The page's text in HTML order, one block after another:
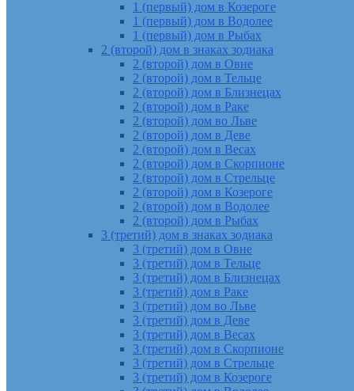
1 (первый) дом в Козероге
1 (первый) дом в Водолее
1 (первый) дом в Рыбах
2 (второй) дом в знаках зодиака
2 (второй) дом в Овне
2 (второй) дом в Тельце
2 (второй) дом в Близнецах
2 (второй) дом в Раке
2 (второй) дом во Льве
2 (второй) дом в Деве
2 (второй) дом в Весах
2 (второй) дом в Скорпионе
2 (второй) дом в Стрельце
2 (второй) дом в Козероге
2 (второй) дом в Водолее
2 (второй) дом в Рыбах
3 (третий) дом в знаках зодиака
3 (третий) дом в Овне
3 (третий) дом в Тельце
3 (третий) дом в Близнецах
3 (третий) дом в Раке
3 (третий) дом во Льве
3 (третий) дом в Деве
3 (третий) дом в Весах
3 (третий) дом в Скорпионе
3 (третий) дом в Стрельце
3 (третий) дом в Козероге